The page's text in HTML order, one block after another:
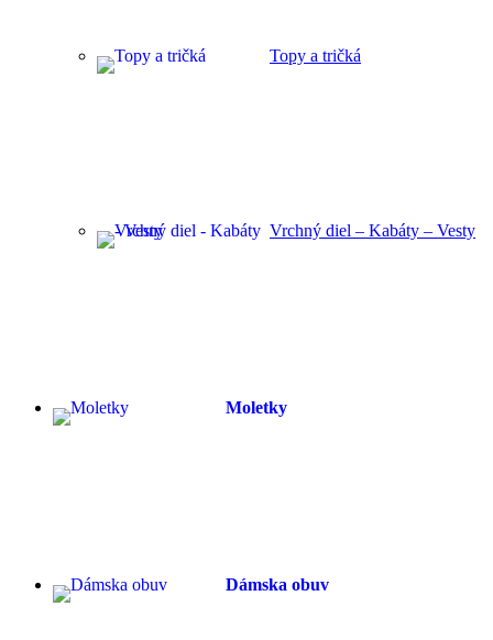
Topy a tričká
Vrchný diel – Kabáty – Vesty
Moletky
Dámska obuv